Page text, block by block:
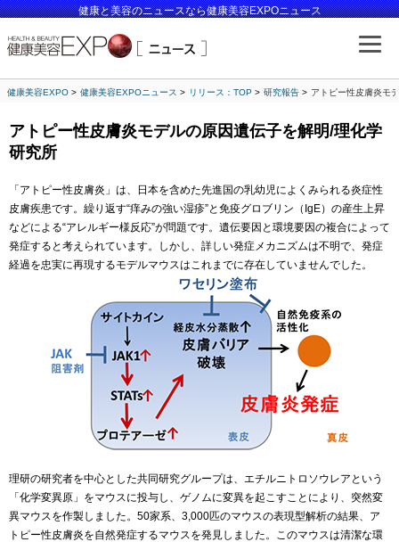
健康と美容のニュースなら健康美容EXPOニュース
健康美容EXPO 健康美容EXPOニュース リリース：TOP 研究報告 アトピー性皮膚炎モ
アトピー性皮膚炎モデルの原因遺伝子を解明/理化学
研究所
「アトピー性皮膚炎」は、日本を含めた先進国の乳幼児によくみられる炎症性
皮膚疾患です。繰り返す“痒みの強い湿疹”と免疫グロブリン（IgE）の産生上昇
などによる“アレルギー様反応”が問題です。遺伝要因と環境要因の複合によって
発症すると考えられています。しかし、詳しい発症メカニズムは不明で、発症
経過を忠実に再現するモデルマウスはこれまでに存在していませんでした。
理研の研究者を中心とした共同研究グループは、エチルニトロソウレアという
「化学変異原」をマウスに投与し、ゲノムに変異を起こすことにより、突然変
異マウスを作製しました。50家系、3,000匹のマウスの表現型解析の結果、ア
トピー性皮膚炎を自然発症するマウスを発見しました。このマウスは清潔な環